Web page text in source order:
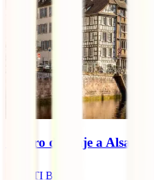
Seguro de viaje a Alsacia
IATI Blog